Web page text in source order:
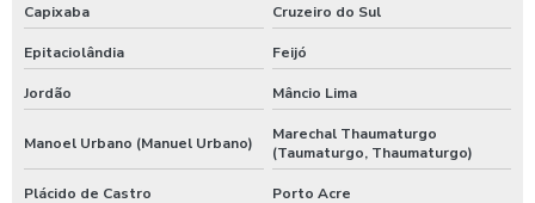
Capixaba Cruzeiro do Sul
Epitaciolândia Feijó
Jordão Mâncio Lima
Manoel Urbano (Manuel Urbano)
Marechal Thaumaturgo
(Taumaturgo, Thaumaturgo)
Plácido de Castro Porto Acre